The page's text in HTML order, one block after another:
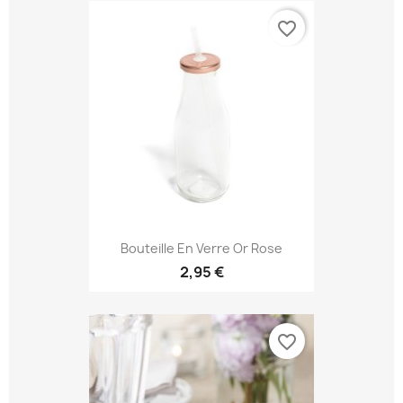
Bouteille En Verre Or Rose
2,95 €
favorite_border
favorite_border